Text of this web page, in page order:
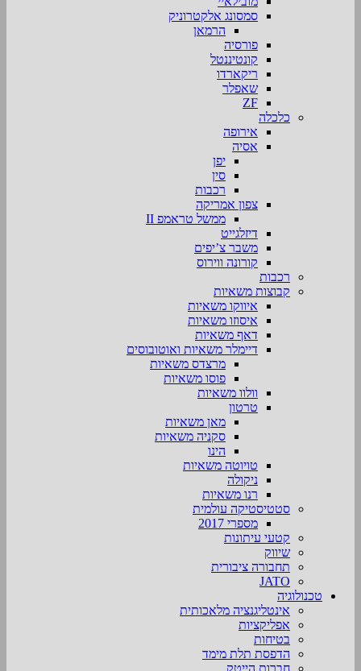
סמסונג אלקטרוניק
הרמאן
פורסיה
קונטיננטל
ריקארדו
שאפלר
ZF
כלכלה
אירופה
אסיה
יפן
סין
רכבות
צפון אמריקה
ממשל טראמפ II
דיזלגייט
משבר צ’יפים
קורונה ווירוס
רכבות
קבוצות משאיות
איווקו משאיות
איסוזו משאיות
דאף משאיות
דיימלר משאיות ואוטובוסים
מרצדס משאיות
פוסו משאיות
וולוו משאיות
טרטון
מאן משאיות
סקניה משאיות
הינו
טויוטה משאיות
ניקולה
רנו משאיות
סטטיסטיקה עולמית
מספרי 2017
קטעי עיתונות
שיווק
תחבורה ציבורית
JATO
טכנולוגיה
אינטליגנציה מלאכותית
אפליקציות
בטיחות
הדפסת תלת מימד
חברות הייטק